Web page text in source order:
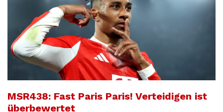
MSR438: Fast Paris Paris! Verteidigen ist
überbewertet